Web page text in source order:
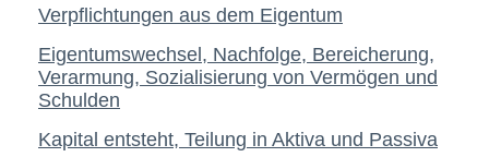
Verpflichtungen aus dem Eigentum
Eigentumswechsel, Nachfolge, Bereicherung,
Verarmung, Sozialisierung von Vermögen und
Schulden
Kapital entsteht, Teilung in Aktiva und Passiva